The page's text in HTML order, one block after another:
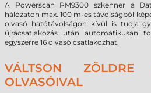
A Powerscan PM9300 szkenner a
hálózaton max. 100 m-es távolságból
olvasó hatótávolságon kívül is tudja
újracsatlakozás után automatikusan
egyszerre 16 olvasó csatlakozhat.
VÁLTSON ZÖLDRE
OLVASÓIVAL